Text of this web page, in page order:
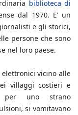
biblioteca di
dal 1970. E’ un
e gli storici,
persone che sono
nel loro paese.
vicino alle
villaggi costieri e
per uno strano
si vomitavano